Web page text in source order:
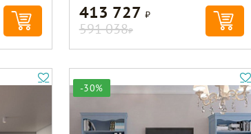
413 727 Р
591 038Р
-30%